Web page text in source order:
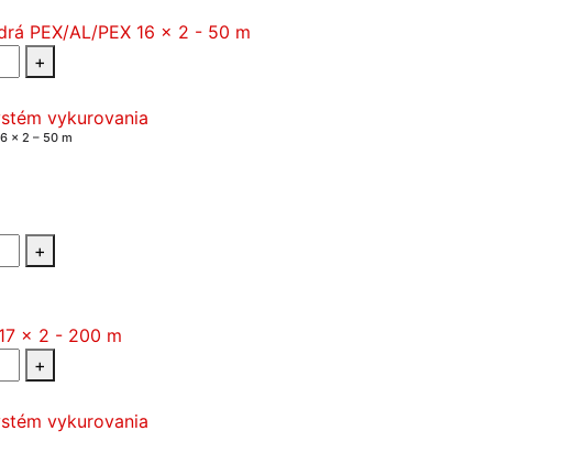
+
vykurovania
x 2 – 50 m
+
+
vykurovania